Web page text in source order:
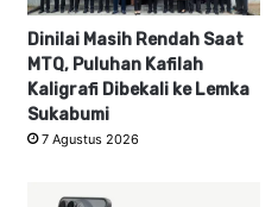
Dinilai Masih Rendah Saat
MTQ, Puluhan Kafilah
Kaligrafi Dibekali ke Lemka
Sukabumi
7 Agustus 2026